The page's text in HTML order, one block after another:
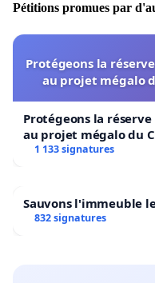
Pétitions promues par
Protégeons la
au projet mégalo
Protégeons la
au projet mégalo du
1 133 signatures
Sauvons l'immeuble
832 signatures